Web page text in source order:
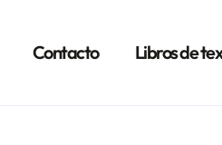
Contacto Libros de